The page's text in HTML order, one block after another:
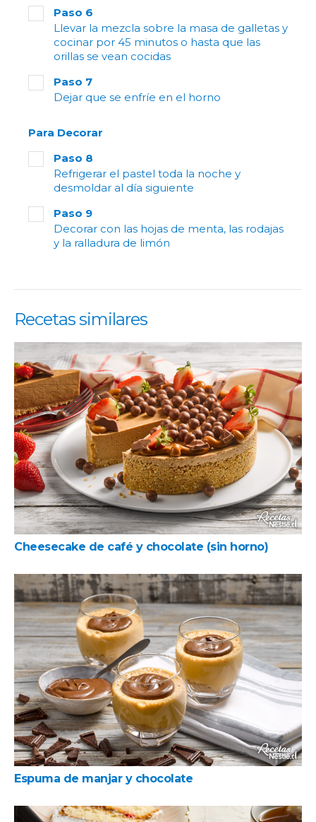
Paso 6
Llevar la mezcla sobre la masa de galletas y
cocinar por 45 minutos o hasta que las
orillas se vean cocidas
Paso 7
Dejar que se enfríe en el horno
Para Decorar
Paso 8
Refrigerar el pastel toda la noche y
desmoldar al día siguiente
Paso 9
Decorar con las hojas de menta, las rodajas
y la ralladura de limón
Recetas similares
Cheesecake de café y chocolate (sin horno)
Espuma de manjar y chocolate